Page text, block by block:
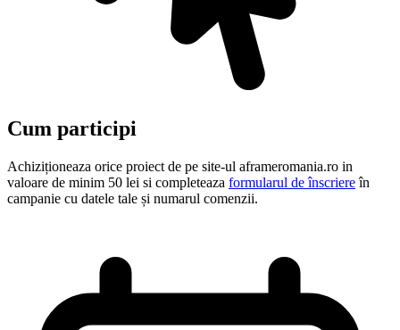
Cum participi
Achiziționeaza orice proiect de pe site-ul aframeromania.ro in
valoare de minim 50 lei si completeaza formularul de înscriereîn
campanie cu datele tale și numarul comenzii.